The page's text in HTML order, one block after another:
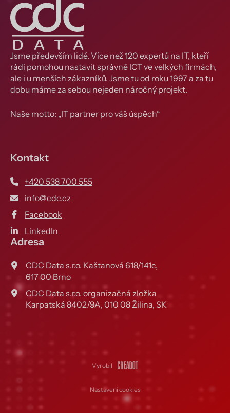
Jsme především lidé. Více než 120 expertů na IT, kteří
rádi pomohou nastavit správně ICT ve velkých firmách,
ale i u menších zákazníků. Jsme tu od roku 1997 a za tu
dobu máme za sebou nejeden náročný projekt.
Naše motto: „IT partner pro váš úspěch“
Kontakt
+420 538 700 555
info@cdc.cz
Facebook
LinkedIn
Adresa
CDC Data s.r.o. Kaštanová 618/141c,
617 00 Brno
CDC Data s.r.o. organizačná zložka
Karpatská 8402/9A, 010 08 Žilina, SK
Vyrobil
Nastavení cookies